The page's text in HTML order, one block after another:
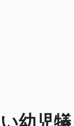
幼児犠